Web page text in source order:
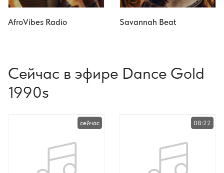
AfroVibes Radio Savannah Beat
Сейчас в эфире Dance Gold
1990s
сейчас 08:22